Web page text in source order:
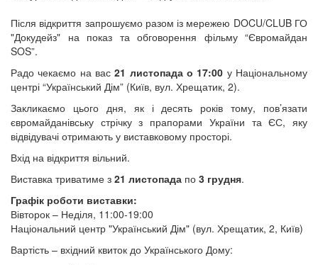
Після відкриття запрошуємо разом із мережею DOCU/CLUB ГО
"Докудейз" на показ та обговорення фільму “Євромайдан
SOS”.
Радо чекаємо на вас21 листопада о 17:00 у Національному
центрі “Український Дім” (Київ, вул. Хрещатик, 2).
Закликаємо цього дня, як і десять років тому, пов’язати
євромайданівську стрічку з прапорами України та ЄС, яку
відвідувачі отримають у виставковому просторі.
Вхід на відкриття вільний.
Виставка триватиме з 21 листопада по 3 грудня.
Графік роботи виставки:
Вівторок – Неділя, 11:00-19:00
Національний центр "Український Дім" (вул. Хрещатик, 2, Київ)
Вартість – вхідний квиток до Українського Дому: